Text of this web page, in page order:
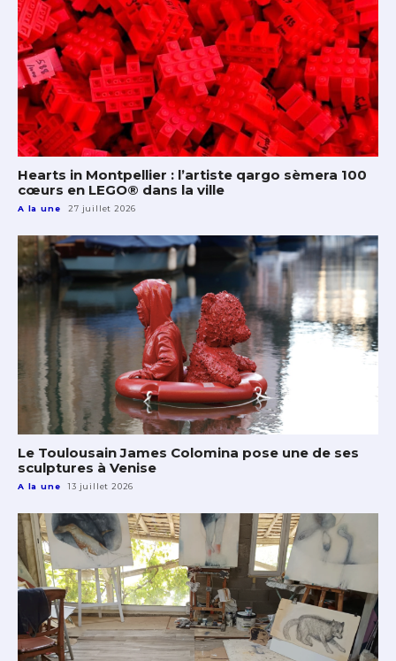
Hearts in Montpellier : l’artiste qargo sèmera 100
cœurs en LEGO® dans la ville
A la une 27 juillet 2026
Le Toulousain James Colomina pose une de ses
sculptures à Venise
A la une 13 juillet 2026